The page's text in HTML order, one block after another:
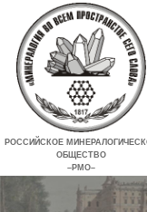
РОССИЙСКОЕ
ОБЩЕСТВО
–РМО–